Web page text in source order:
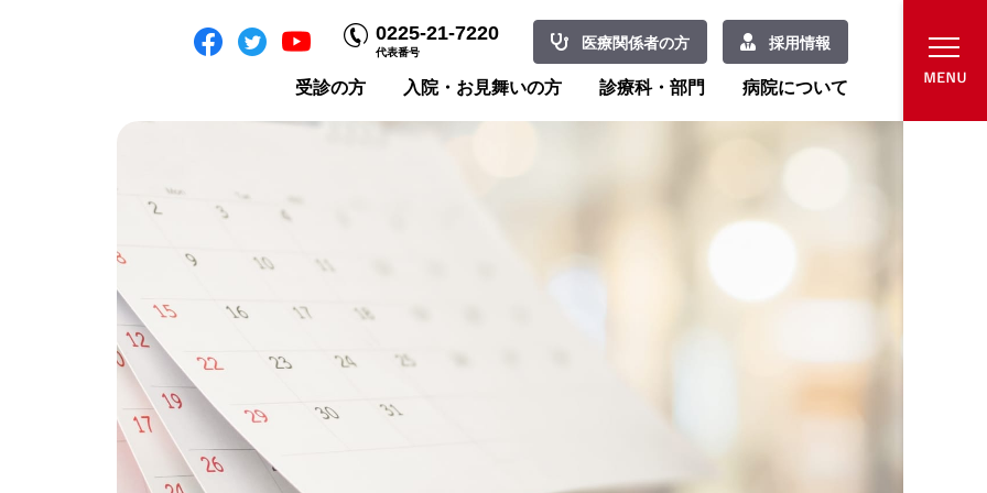
0225-21-7220
代表番号
医療関係者の方 採用情報
受診の方 入院・お見舞いの方 診療科・部門 病院について